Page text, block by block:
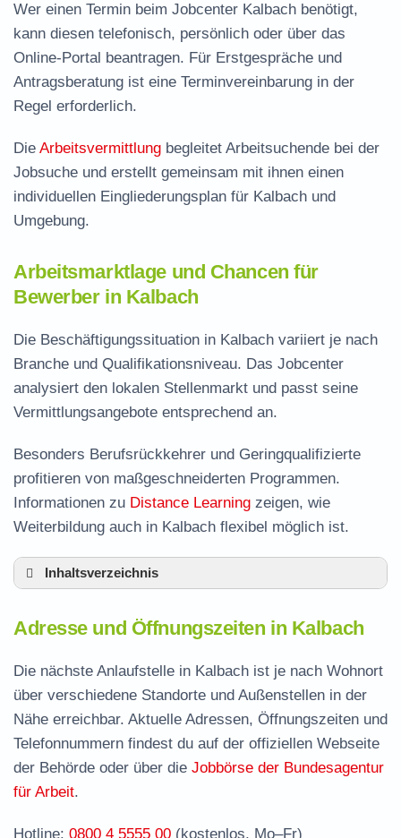
Wer einen Termin beim Jobcenter Kalbach benötigt,
kann diesen telefonisch, persönlich oder über das
Online-Portal beantragen. Für Erstgespräche und
Antragsberatung ist eine Terminvereinbarung in der
Regel erforderlich.
Die Arbeitsvermittlung begleitet Arbeitsuchende bei der
Jobsuche und erstellt gemeinsam mit ihnen einen
individuellen Eingliederungsplan für Kalbach und
Umgebung.
Arbeitsmarktlage und Chancen für
Bewerber in Kalbach
Die Beschäftigungssituation in Kalbach variiert je nach
Branche und Qualifikationsniveau. Das Jobcenter
analysiert den lokalen Stellenmarkt und passt seine
Vermittlungsangebote entsprechend an.
Besonders Berufsrückkehrer und Geringqualifizierte
profitieren von maßgeschneiderten Programmen.
Informationen zu Distance Learning zeigen, wie
Weiterbildung auch in Kalbach flexibel möglich ist.
Inhaltsverzeichnis
Leistungen der Arbeitsvermittlung in Kalbach
Termin vereinbaren und Bürgergeld beantragen
Jobcenter Fulda – zuständige Stelle
Stellenangebote und Jobbörse in Kalbach
Häufige Fragen rund ums Jobcenter
Adresse und Öffnungszeiten in Kalbach
Die nächste Anlaufstelle in Kalbach ist je nach Wohnort
über verschiedene Standorte und Außenstellen in der
Nähe erreichbar. Aktuelle Adressen, Öffnungszeiten und
Telefonnummern findest du auf der offiziellen Webseite
der Behörde oder über die Jobbörse der Bundesagentur
für Arbeit.
Hotline: 0800 4 5555 00 (kostenlos, Mo–Fr)